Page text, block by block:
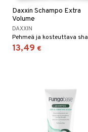
Daxxin Schampo Extra
Volume
DAXXIN
13,49 €